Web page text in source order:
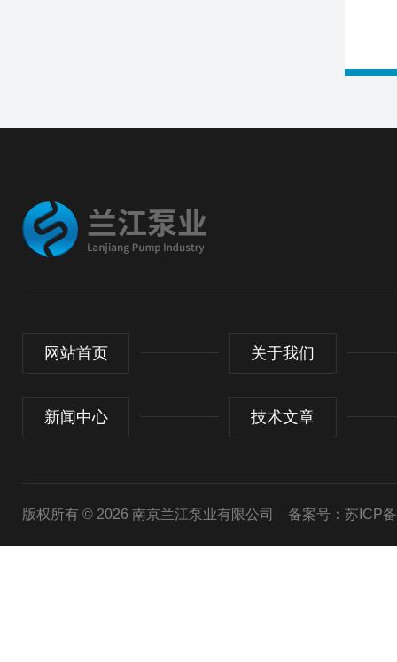
网站首页 关于我们
新闻中心 技术文章
版权所有 © 2026 南京兰江泵业有限公司 备案号：苏ICP